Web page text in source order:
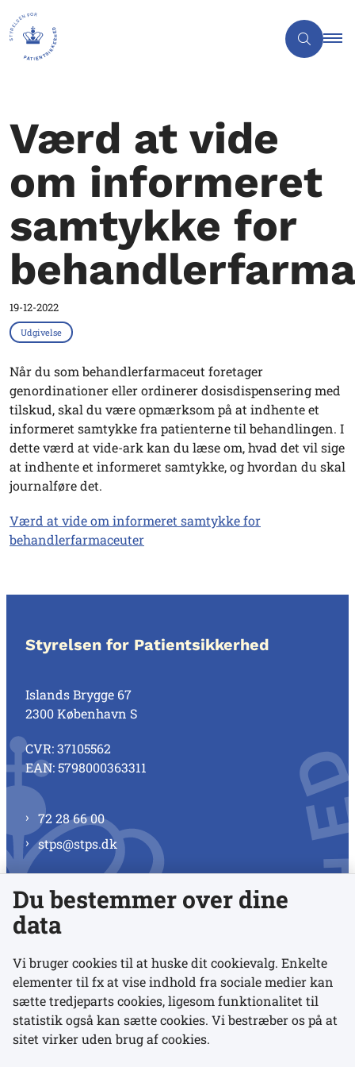
Værd at vide
om informeret
samtykke for
19-12-2022
Udgivelse
Når du som behandlerfarmaceut foretager
genordinationer eller ordinerer dosisdispensering med
tilskud, skal du være opmærksom på at indhente et
informeret samtykke fra patienterne til behandlingen. I
dette værd at vide-ark kan du læse om, hvad det vil sige
at indhente et informeret samtykke, og hvordan du skal
journalføre det.
Værd at vide om informeret samtykke for
behandlerfarmaceuter
Styrelsen for Patientsikkerhed
Islands Brygge 67
2300 København S
CVR: 37105562
EAN: 5798000363311
72 28 66 00
stps@stps.dk
Se alle kontaktnumre
Links
Udgivelser
Du bestemmer over dine
data
Vi bruger cookies til at huske dit cookievalg. Enkelte
elementer til fx at vise indhold fra sociale medier kan
sætte tredjeparts cookies, ligesom funktionalitet til
statistik også kan sætte cookies. Vi bestræber os på at
sitet virker uden brug af cookies.